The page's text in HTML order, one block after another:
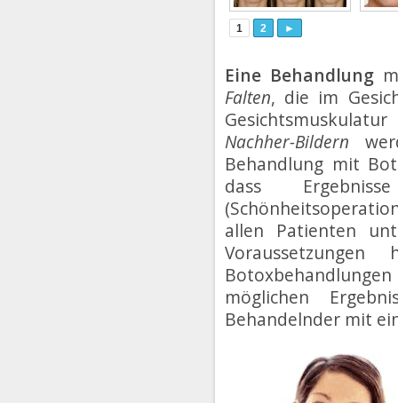
1 2 ►
Eine Behandlung
Falten, die im
Nachher-Bildern
Behandlung mit
dass
allen Patienten
möglichen
Behandelnder mit